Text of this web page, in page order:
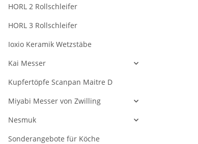
HORL 2 Rollschleifer
HORL 3 Rollschleifer
Ioxio Keramik Wetzstäbe
Kai Messer
Kupfertöpfe Scanpan Maitre D
Miyabi Messer von Zwilling
Nesmuk
Sonderangebote für Köche